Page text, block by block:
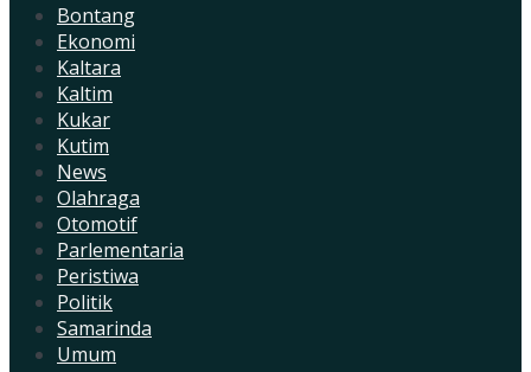
Bontang
Ekonomi
Kaltara
Kaltim
Kukar
Kutim
News
Olahraga
Otomotif
Parlementaria
Peristiwa
Politik
Samarinda
Umum